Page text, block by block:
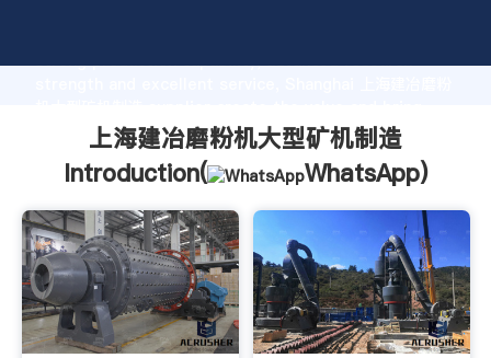
strong production capability, advanced research
values to all of customers.
上海建冶磨粉机大型矿机制造
Introduction(
WhatsApp)